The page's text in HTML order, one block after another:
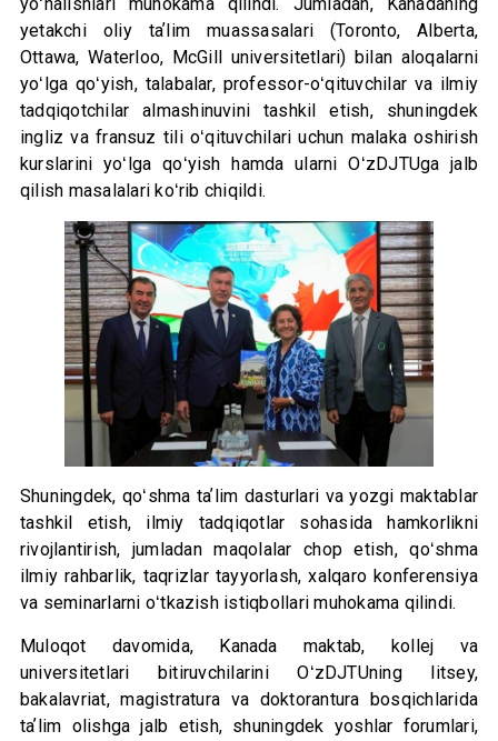
yetakchi oliy taʼlim muassasalari (Toronto, Alberta,
Ottawa, Waterloo, McGill universitetlari) bilan aloqalarni
yoʻlga qoʻyish, talabalar, professor-oʻqituvchilar va ilmiy
tadqiqotchilar almashinuvini tashkil etish, shuningdek
ingliz va fransuz tili oʻqituvchilari uchun malaka oshirish
kurslarini yoʻlga qoʻyish hamda ularni OʻzDJTUga jalb
qilish masalalari koʻrib chiqildi.
Shuningdek, qoʻshma taʼlim dasturlari va yozgi maktablar
tashkil etish, ilmiy tadqiqotlar sohasida hamkorlikni
rivojlantirish, jumladan maqolalar chop etish, qoʻshma
ilmiy rahbarlik, taqrizlar tayyorlash, xalqaro konferensiya
va seminarlarni oʻtkazish istiqbollari muhokama qilindi.
Muloqot davomida, Kanada maktab, kollej va
universitetlari bitiruvchilarini OʻzDJTUning litsey,
bakalavriat, magistratura va doktorantura bosqichlarida
taʼlim olishga jalb etish, shuningdek yoshlar forumlari,